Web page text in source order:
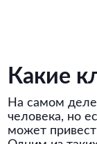
Какие
На самом
человека, но
может